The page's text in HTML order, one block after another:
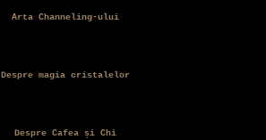
Arta Channeling-ului
Despre magia cristalelor
Despre Cafea și Chi